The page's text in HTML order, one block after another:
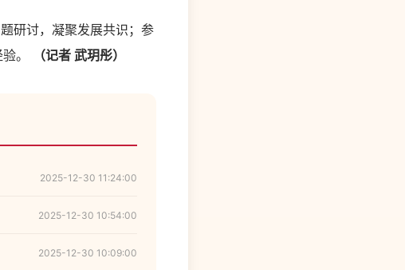
研讨，凝聚发展共识；参
。
（记者 武玥彤）
2025-12-30 11:24:00
2025-12-30 10:54:00
2025-12-30 10:09:00